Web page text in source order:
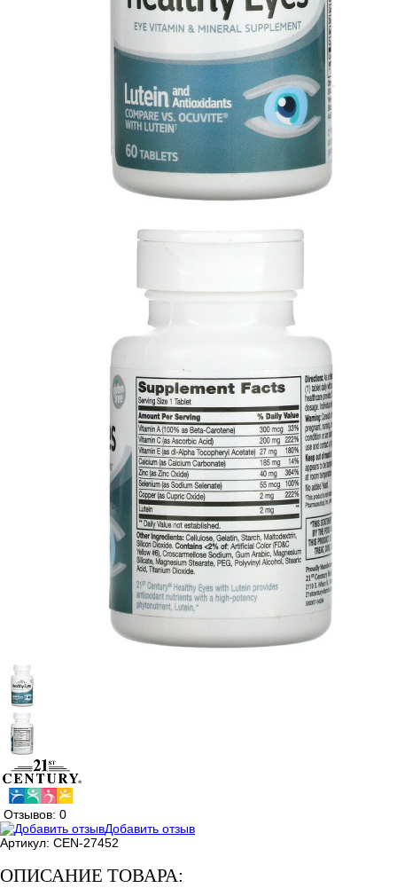
Отзывов: 0
Добавить отзыв
Артикул: CEN-27452
ОПИСАНИЕ ТОВАРА: